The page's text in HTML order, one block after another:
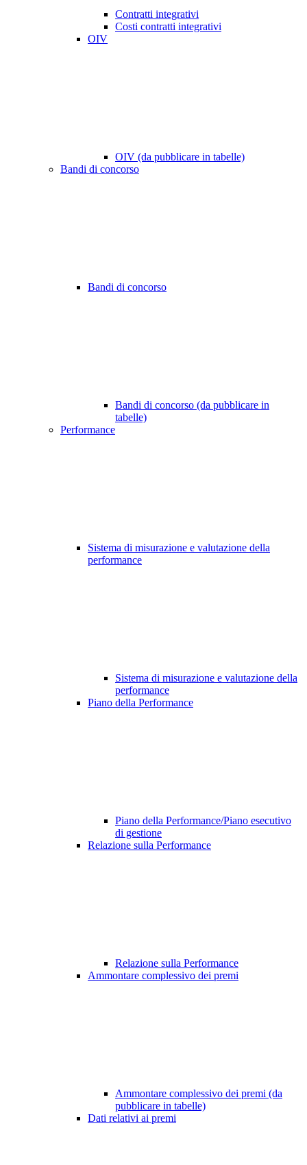
Contratti integrativi
Costi contratti integrativi
OIV
OIV (da pubblicare in tabelle)
Bandi di concorso
Bandi di concorso
Bandi di concorso (da pubblicare in
tabelle)
Performance
Sistema di misurazione e valutazione della
performance
Sistema di misurazione e valutazione della
performance
Piano della Performance
Piano della Performance/Piano esecutivo
di gestione
Relazione sulla Performance
Relazione sulla Performance
Ammontare complessivo dei premi
Ammontare complessivo dei premi (da
pubblicare in tabelle)
Dati relativi ai premi